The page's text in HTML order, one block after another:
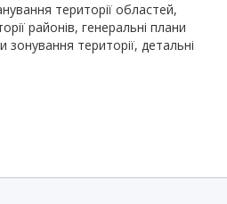
території областей,
районів, генеральні плани
зонування території, детальні